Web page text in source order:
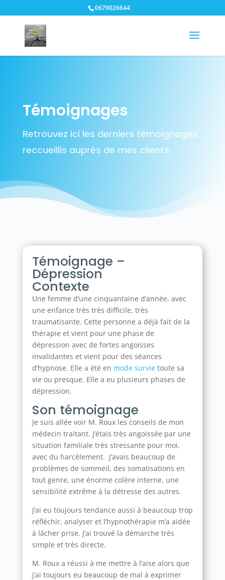
0679026644
Témoignages
Retrouvez ici les derniers témoignages
reccueillis auprès de mes clients.
Témoignage –
Dépression
Contexte
Une femme d’une cinquantaine d’année, avec
une enfance très très difficile, très
traumatisante. Cette personne a déjà fait de la
thérapie et vient pour une phase de
dépression avec de fortes angoisses
invalidantes et vient pour des séances
d’hypnose. Elle a été en mode survietoute sa
vie ou presque. Elle a eu plusieurs phases de
dépression.
Son témoignage
Je suis allée voir M. Roux les conseils de mon
médecin traitant. J’étais très angoissée par une
situation familiale très stressante pour moi,
avec du harcèlement. J’avais beaucoup de
problèmes de sommeil, des somatisations en
tout genre, une énorme colère interne, une
sensibilité extrême à la détresse des autres.
J’ai eu toujours tendance aussi à beaucoup trop
réfléchir, analyser et l’hypnothérapie m’a aidée
à lâcher prise. J’ai trouvé la démarche très
simple et très directe.
M. Roux a réussi à me mettre à l’aise alors que
j’ai toujours eu beaucoup de mal à exprimer